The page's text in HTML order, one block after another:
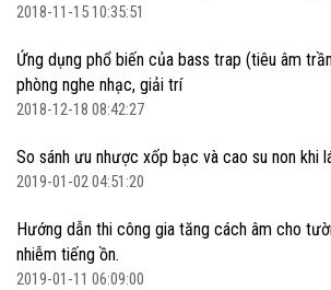
2018-11-15 10:35:51
Ứng dụng phổ biến của bass trap (tiêu âm
phòng nghe nhạc, giải trí
2018-12-18 08:42:27
So sánh ưu nhược xốp bạc và cao su non khi
2019-01-02 04:51:20
Hướng dẫn thi công gia tăng cách âm cho
nhiễm tiếng ồn.
2019-01-11 06:09:00